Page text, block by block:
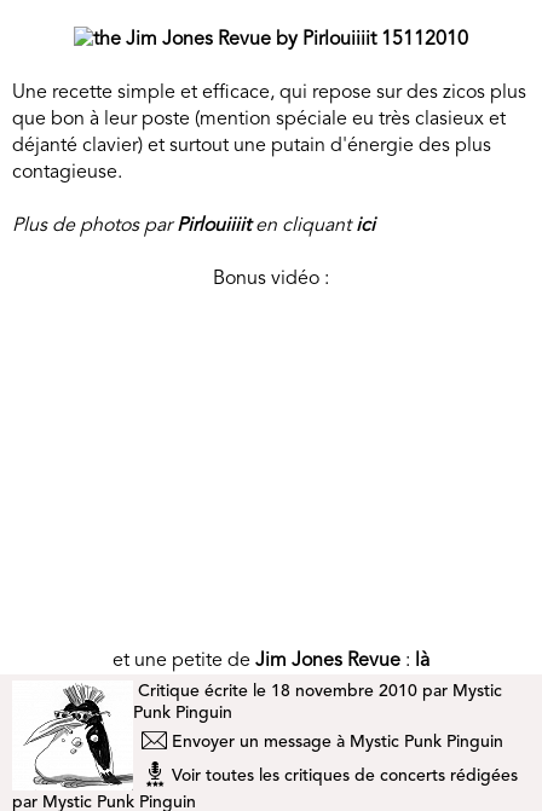
Une recette simple et efficace, qui repose sur des zicos plus
que bon à leur poste (mention spéciale eu très clasieux et
déjanté clavier) et surtout une putain d'énergie des plus
contagieuse.
Plus de photos parPirlouiiiiten cliquantici
Bonus vidéo :
et une petite de Jim Jones Revue : là
Critique écrite le 18 novembre 2010 par Mystic
Punk Pinguin
Envoyer un message à Mystic Punk Pinguin
Voir toutes les critiques de concerts rédigées
par Mystic Punk Pinguin